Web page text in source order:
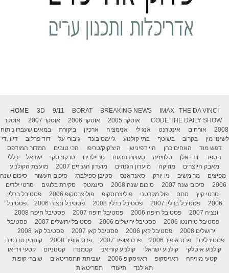
HOME 3D 9/11 BORAT BREAKING NEWS IMAX
THE DA VINCI
CODE THE DAILY SHOW אוסקר 2005 אוסקר 2006 אוסקר 2007
אוסקר
2008
אורחים אינטרנט אנג לי אנימציה ארכיון ביקורת
במאים שעברו ניתוח
לשינוי מין
בקרוב בשוטף בתי קולנוע ג'יימס בונד גיבורי על דוד פרלוב
די.וי.די
דפש מוד
האחים כהן היי דפינישן היצ'קוק/טריפו הכי טובים
המדור המודפס
הספד
וודי אלן טלוויזיה טעויות תרגום טריילרים טרקובסקי ישראל
כללי
מאבק היוצרים
מוזיקה מועדון הגנוזים מועדון הגנוזים 2007
מועצת הקולנוע
מפיצים
מר משיב ניו יורק סאנדאנס סטיבן ספילברג סיכום העשור
סיכום שנה
2006
סיכום שנה 2007 סיכום שנה 2008 סינמטק סקירת בלוגים
סרטי ילדים
סרטי קיץ
סתם פול מקרטני פוליצרוסקופ פוליצרסקופ 2006
פסטיבל ברלין
2006
פסטיבל ברלין 2007 פסטיבל ברלין 2008 פסטיבל ונציה 2006
פסטיבל
ונציה 2007
פסטיבל חיפה 2006 פסטיבל חיפה 2007
פסטיבל חיפה 2008
פסטיבל טורונטו 2006
פסטיבל ירושלים 2006 פסטיבל ירושלים 2007
פסטיבל
ירושלים 2008
פסטיבל קאן 2006 פסטיבל קאן 2007
פסטיבל קאן 2008
פסטיבלים
פרס אופיר 2006 פרס אופיר 2007 פרס אופיר 2008
קוונטין טרנטינו
קולנוע איטלקי
קולנוע ישראלי קולנוע קוריאני קטמנדו קטנוניזם
קטעי וידיאו
קטעי מוזיקה
ראזיסקופ ראזיסקופ 2006 שביתת התסריטאים
שוברי קופות
תאילנד
תיעודי תסריטאות